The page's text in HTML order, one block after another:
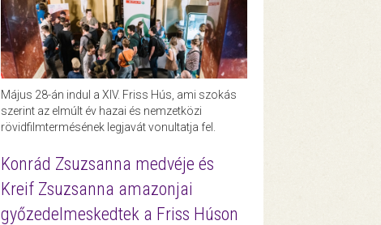
Május 28-án indul a XIV. Friss Hús, ami szokás
szerint az elmúlt év hazai és nemzetközi
rövidfilmtermésének legjavát vonultatja fel.
Konrád Zsuzsanna medvéje és
Kreif Zsuzsanna amazonjai
győzedelmeskedtek a Friss Húson